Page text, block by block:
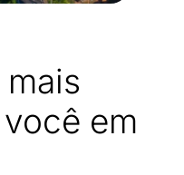
em